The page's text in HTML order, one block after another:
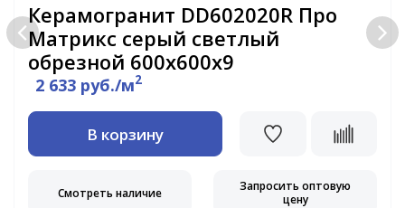
Керамогранит DD602020R Про
Матрикс серый светлый
обрезной 600х600х9
2 633 руб./м2
В корзину
Смотреть наличие
Запросить оптовую
цену